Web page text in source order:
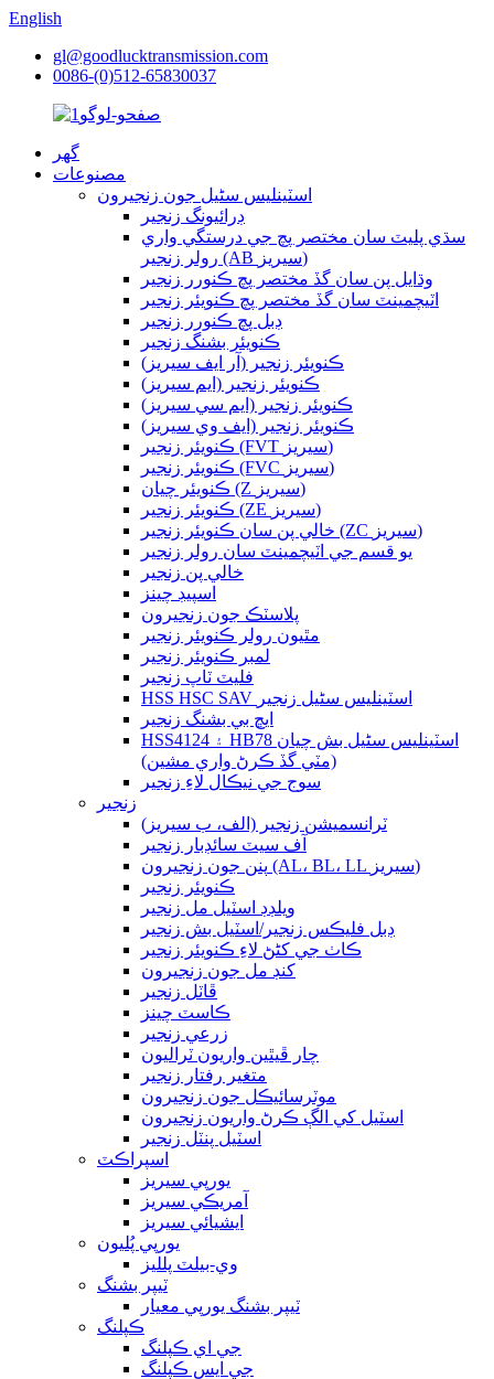
English
gl@goodlucktransmission.com
0086-(0)512-65830037
گھر
مصنوعات
اسٽينلیس سٹیل جون زنجيرون
ڊرائيونگ زنجير
سڌي پليٽ سان مختصر پچ جي درستگي واري
رولر زنجير (AB سيريز)
وڌايل پن سان گڏ مختصر پچ ڪنورر زنجير
اٽيچمينٽ سان گڏ مختصر پچ ڪنويئر زنجير
ڊبل پچ ڪنورر زنجير
ڪنويئر بشنگ زنجير
ڪنويئر زنجير (آر ايف سيريز)
ڪنويئر زنجير (ايم سيريز)
ڪنويئر زنجير (ايم سي سيريز)
ڪنويئر زنجير (ايف وي سيريز)
ڪنويئر زنجير (FVT سيريز)
ڪنويئر زنجير (FVC سيريز)
ڪنويئر چيان (Z سيريز)
ڪنويئر زنجير (ZE سيريز)
خالي پن سان ڪنويئر زنجير (ZC سيريز)
يو قسم جي اٽيچمينٽ سان رولر زنجير
خالي پن زنجير
اسپيڊ چينز
پلاسٽڪ جون زنجيرون
مٿيون رولر ڪنويئر زنجير
لمبر ڪنويئر زنجير
فليٽ ٽاپ زنجير
HSS HSC SAV اسٽينلیس سٹیل زنجير
ايڇ بي بشنگ زنجير
HSS4124 ۽ HB78 اسٽينلیس سٹیل بش چيان
(مٽي گڏ ڪرڻ واري مشين)
سوج جي نيڪال لاءِ زنجير
زنجير
ٽرانسميشن زنجير (الف، ب سيريز)
آف سيٽ سائڊبار زنجير
پنن جون زنجيرون (AL، BL، LL سيريز)
ڪنويئر زنجير
ويلڊڊ اسٽيل مل زنجير
ڊبل فليڪس زنجير/اسٽيل بش زنجير
ڪاٺ جي کڻڻ لاءِ ڪنويئر زنجير
کنڊ مل جون زنجيرون
ڦاٽل زنجير
ڪاسٽ چينز
زرعي زنجير
چار ڦيٿين واريون ٽراليون
متغير رفتار زنجير
موٽرسائيڪل جون زنجيرون
اسٽيل کي الڳ ڪرڻ واريون زنجيرون
اسٽيل پنٽل زنجير
اسپراڪٽ
يورپي سيريز
آمريڪي سيريز
ايشيائي سيريز
يورپي پُليون
وي-بيلٽ پلليز
ٽيپر بشنگ
ٽيپر بشنگ يورپي معيار
ڪپلنگ
جي اي ڪپلنگ
جي ايس ڪپلنگ